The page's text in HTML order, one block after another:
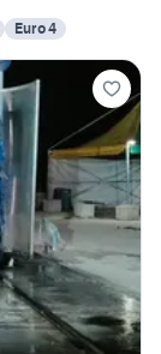
Euro 4